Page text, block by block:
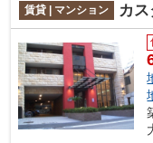
賃貸 | マンション カ